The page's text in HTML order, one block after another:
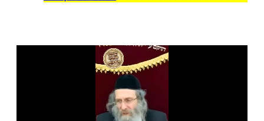
עוד תוכן חדש ומפתיע! התחברו לכל
שלנו בתהיליםבלחיצה כאן >>>​